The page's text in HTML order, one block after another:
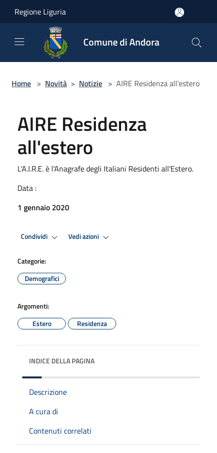
Regione Liguria
Comune di Andora
Home > Novità > Notizie > AIRE Residenza all'estero
AIRE Residenza
all'estero
L'A.I.R.E. è l'Anagrafe degli Italiani Residenti all'Estero.
Data :
1 gennaio 2020
Condividi Vedi azioni
Categorie:
Demografici
Argomenti:
Estero
Residenza
INDICE DELLA PAGINA
Descrizione
A cura di
Contenuti correlati